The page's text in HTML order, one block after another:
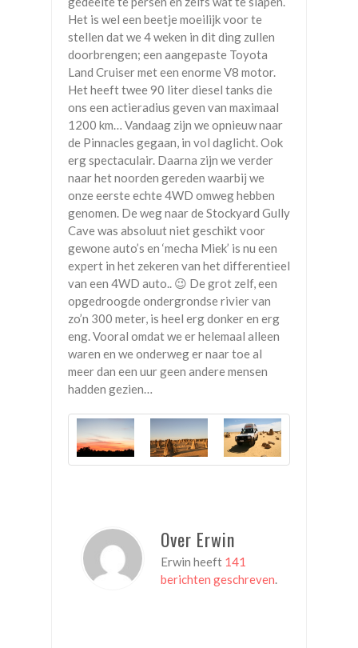
Het is wel een beetje moeilijk voor te
stellen dat we 4 weken in dit ding zullen
doorbrengen; een aangepaste Toyota
Land Cruiser met een enorme V8 motor.
Het heeft twee 90 liter diesel tanks die
ons een actieradius geven van maximaal
1200 km… Vandaag zijn we opnieuw naar
de Pinnacles gegaan, in vol daglicht. Ook
erg spectaculair. Daarna zijn we verder
naar het noorden gereden waarbij we
onze eerste echte 4WD omweg hebben
genomen. De weg naar de Stockyard Gully
Cave was absoluut niet geschikt voor
gewone auto’s en ‘mecha Miek’ is nu een
expert in het zekeren van het differentieel
van een 4WD auto.. 😉 De grot zelf, een
opgedroogde ondergrondse rivier van
zo’n 300 meter, is heel erg donker en erg
eng. Vooral omdat we er helemaal alleen
waren en we onderweg er naar toe al
meer dan een uur geen andere mensen
hadden gezien…
Over Erwin
Erwin heeft 141
berichten geschreven.